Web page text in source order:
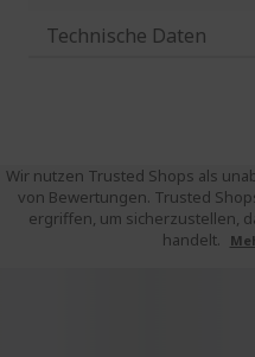
Technische Daten
Wir nutzen Trusted Shops als
von Bewertungen. Trusted
ergriffen, um sicherzustellen,
handelt.